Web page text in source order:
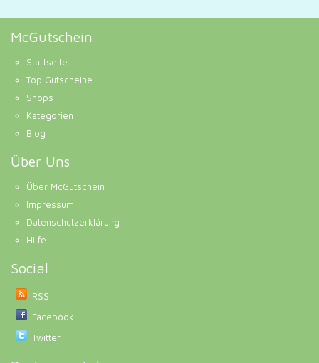
McGutschein
Startseite
Top Gutscheine
Shops
Kategorien
Blog
Über Uns
Über McGutschein
Impressum
Datenschutzerklärung
Hilfe
Social
RSS
Facebook
Twitter